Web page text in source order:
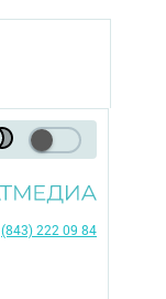
(843) 222 09 84